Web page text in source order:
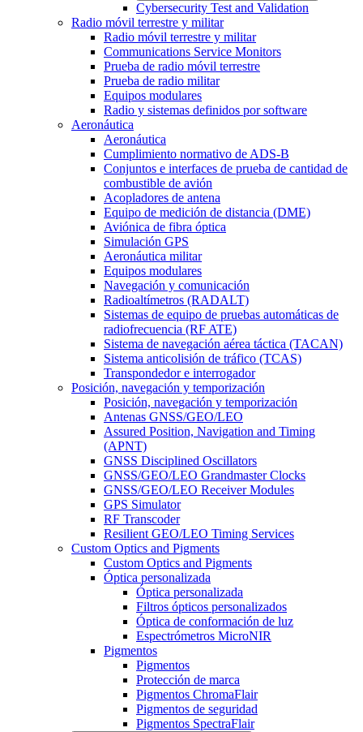
Cybersecurity Test and Validation
Radio móvil terrestre y militar
Radio móvil terrestre y militar
Communications Service Monitors
Prueba de radio móvil terrestre
Prueba de radio militar
Equipos modulares
Radio y sistemas definidos por software
Aeronáutica
Aeronáutica
Cumplimiento normativo de ADS-B
Conjuntos e interfaces de prueba de cantidad de
combustible de avión
Acopladores de antena
Equipo de medición de distancia (DME)
Aviónica de fibra óptica
Simulación GPS
Aeronáutica militar
Equipos modulares
Navegación y comunicación
Radioaltímetros (RADALT)
Sistemas de equipo de pruebas automáticas de
radiofrecuencia (RF ATE)
Sistema de navegación aérea táctica (TACAN)
Sistema anticolisión de tráfico (TCAS)
Transpondedor e interrogador
Posición, navegación y temporización
Posición, navegación y temporización
Antenas GNSS/GEO/LEO
Assured Position, Navigation and Timing
(APNT)
GNSS Disciplined Oscillators
GNSS/GEO/LEO Grandmaster Clocks
GNSS/GEO/LEO Receiver Modules
GPS Simulator
RF Transcoder
Resilient GEO/LEO Timing Services
Custom Optics and Pigments
Custom Optics and Pigments
Óptica personalizada
Óptica personalizada
Filtros ópticos personalizados
Óptica de conformación de luz
Espectrómetros MicroNIR
Pigmentos
Pigmentos
Protección de marca
Pigmentos ChromaFlair
Pigmentos de seguridad
Pigmentos SpectraFlair